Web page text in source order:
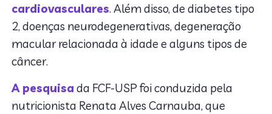
cardiovasculares. Além disso, de diabetes tipo
2, doenças neurodegenerativas, degeneração
macular relacionada à idade e alguns tipos de
câncer.
A pesquisa da FCF-USP foi conduzida pela
nutricionista Renata Alves Carnauba, que